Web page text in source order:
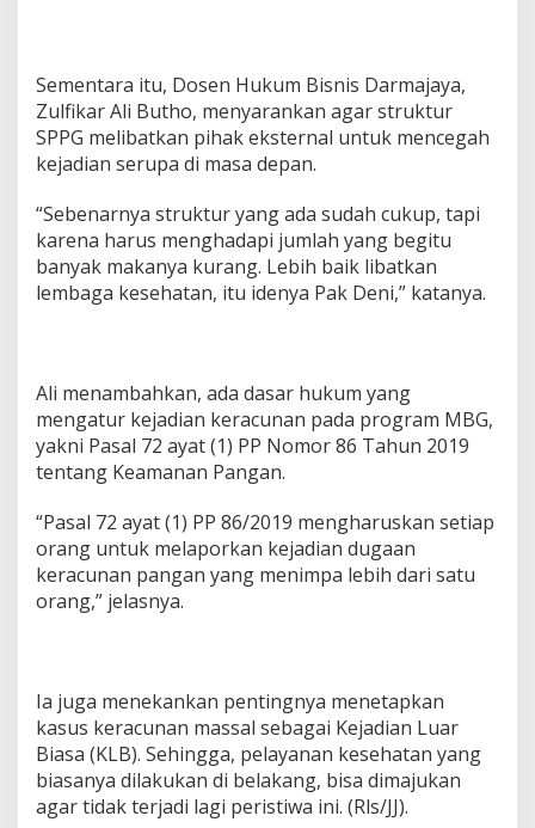
Sementara itu, Dosen Hukum Bisnis Darmajaya,
Zulfikar Ali Butho, menyarankan agar struktur
SPPG melibatkan pihak eksternal untuk mencegah
kejadian serupa di masa depan.
“Sebenarnya struktur yang ada sudah cukup, tapi
karena harus menghadapi jumlah yang begitu
banyak makanya kurang. Lebih baik libatkan
lembaga kesehatan, itu idenya Pak Deni,” katanya.
Ali menambahkan, ada dasar hukum yang
mengatur kejadian keracunan pada program MBG,
yakni Pasal 72 ayat (1) PP Nomor 86 Tahun 2019
tentang Keamanan Pangan.
“Pasal 72 ayat (1) PP 86/2019 mengharuskan setiap
orang untuk melaporkan kejadian dugaan
keracunan pangan yang menimpa lebih dari satu
orang,” jelasnya.
Ia juga menekankan pentingnya menetapkan
kasus keracunan massal sebagai Kejadian Luar
Biasa (KLB). Sehingga, pelayanan kesehatan yang
biasanya dilakukan di belakang, bisa dimajukan
agar tidak terjadi lagi peristiwa ini. (Rls/JJ).